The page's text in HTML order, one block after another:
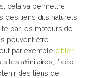
cela va permettre
des liens dits naturels
par les moteurs de
peuvent être
par exemple cibler
sites affinitaires, l’idée
des liens de